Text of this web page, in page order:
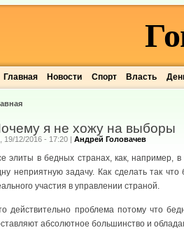
Главная Новости Спорт Власть
я не хожу на выборы
19/12/2016 - 17:20 | Андрей Головачев
элиты в бедных странах, как, например,
неприятную задачу. Как сделать так
участия в управлении страной.
действительно проблема потому что
абсолютное большинство и